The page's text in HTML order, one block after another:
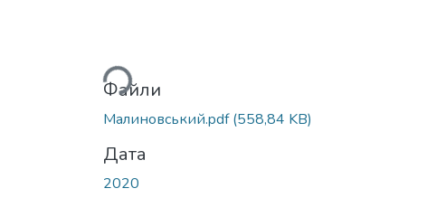
Вантажиться...
Файли
Малиновський.pdf(558,84 KB)
Дата
2020